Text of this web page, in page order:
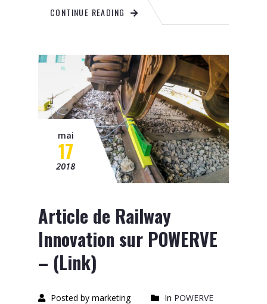
CONTINUE READING
mai
17
2018
Article de Railway
Innovation sur POWERVE
– (Link)
Posted by marketing In POWERVE